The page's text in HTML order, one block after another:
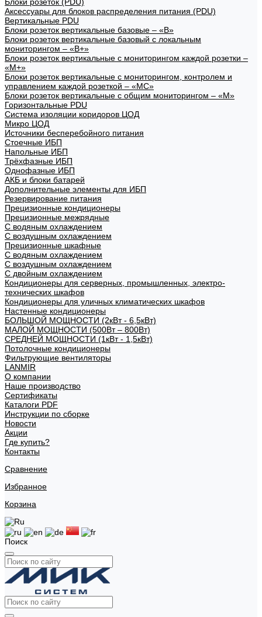
Аксессуары для блоков распределения питания (PDU)
Вертикальные PDU
Блоки розеток вертикальные базовые – «В»
Блоки розеток вертикальные базовый с локальным
мониторингом – «В+»
Блоки розеток вертикальные с мониторингом каждой розетки –
«М+»
Блоки розеток вертикальные с мониторингом, контролем и
управлением каждой розеткой – «МС»
Блоки розеток вертикальные с общим мониторингом – «М»
Горизонтальные PDU
Система изоляции коридоров ЦОД
Микро ЦОД
Источники бесперебойного питания
Стоечные ИБП
Напольные ИБП
Трёхфазные ИБП
Однофазные ИБП
АКБ и блоки батарей
Дополнительные элементы для ИБП
Резервирование питания
Прецизионные кондиционеры
Прецизионные межрядные
С водяным охлаждением
С воздушным охлаждением
Прецизионные шкафные
С водяным охлаждением
С воздушным охлаждением
С двойным охлаждением
Кондиционеры для серверных, промышленных, электро-
технических шкафов
Кондиционеры для уличных климатических шкафов
Настенные кондиционеры
БОЛЬШОЙ МОЩНОСТИ (2кВт - 6,5кВт)
МАЛОЙ МОЩНОСТИ (500Вт – 800Вт)
СРЕДНЕЙ МОЩНОСТИ (1кВт - 1,5кВт)
Потолочные кондиционеры
Фильтрующие вентиляторы
LANMIR
О компании
Наше производство
Сертификаты
Каталоги PDF
Инструкции по сборке
Новости
Акции
Где купить?
Контакты
Сравнение
Избранное
Корзина
Поиск